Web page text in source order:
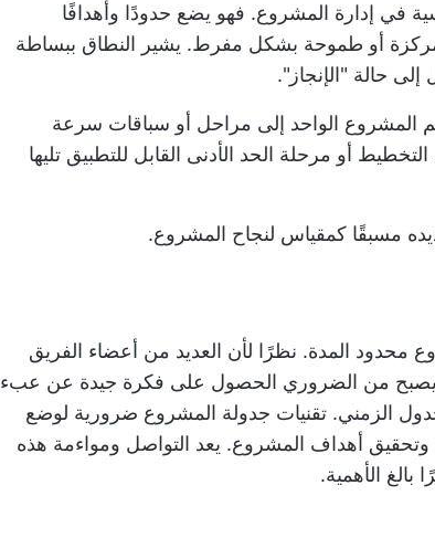
في إدارة المشروع. فهو يضع حدودًا وأهدافًا
أو طموحة بشكل مفرط. يشير النطاق ببساطة
حالة "الإنجاز".
المشروع الواحد إلى مراحل أو سباقات سرعة
أو مرحلة الحد الأدنى القابل للتطبيق تليها
مسبقًا كمقياس لنجاح المشروع.
محدود المدة. نظرًا لأن العديد من أعضاء الفريق
يصبح من الضروري الحصول على فكرة جيدة عن عبء
الزمني. تقنيات جدولة المشروع ضرورية لوضع
وتحقيق أهداف المشروع. يعد التواصل ومواءمة هذه
الأهمية.